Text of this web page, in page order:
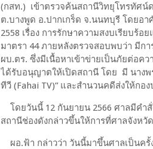
(กสท.) เข้าตรวจค้นสถานีวิทยุโทรทัศน์
ต.บางพูด อ.ปากเกร็ด จ.นนทบุรี โดยอ
2558 เรื่อง การรักษาความสงบเรียบร้
มาตรา 44 ภายหลังตรวจสอบพบว่า มีกา
ผบ.ตร. ซึ่งมีเนื้อหาเข้าข่ายเป็นภัยต่อค
ได้รับอนุญาตให้เปิดสถานี โดย มี นาง
ทีวี (Fahai TV)” และสำนวนคดีส่งให้ก
โดยวันนี้ 12 กันยายน 2566 ศาลมีคำ
สถานีช่องดังกล่าวขึ้นให้การที่ศาลจังห
ผอ.ฟ้า กล่าวว่า วันนี้มาขึ้นศาลเป็นครั้